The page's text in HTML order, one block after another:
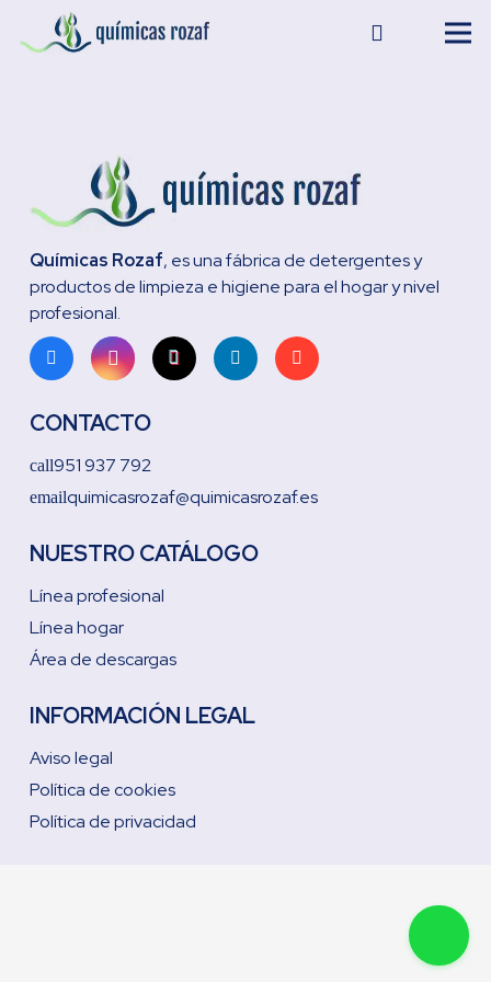
Químicas Rozaf, es una fábrica de detergentes y
productos de limpieza e higiene para el hogar y nivel
profesional.
CONTACTO
call951 937 792
emailquimicasrozaf@quimicasrozaf.es
NUESTRO CATÁLOGO
Línea profesional
Línea hogar
Área de descargas
INFORMACIÓN LEGAL
Aviso legal
Política de cookies
Política de privacidad